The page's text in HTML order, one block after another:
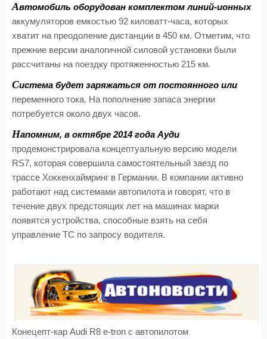
Автомобиль оборудован комплектом линий-ионных
аккумуляторов емкостью 92 киловатт-часа, которых
хватит на преодоление дистанции в 450 км. Отметим, что
прежние версии аналогичной силовой установки были
рассчитаны на поездку протяженностью 215 км.
Система будет заряжаться от постоянного или
переменного тока. На пополнение запаса энергии
потребуется около двух часов.
Напомним, в октябре 2014 года Ауди
продемонстрировала концептуальную версию модели
RS7, которая совершила самостоятельный заезд по
трассе Хоккенхаймринг в Германии. В компании активно
работают над системами автопилота и говорят, что в
течение двух предстоящих лет на машинах марки
появятся устройства, способные взять на себя
управление ТС по запросу водителя.
Конецепт-кар Audi R8 e-tron с автопилотом